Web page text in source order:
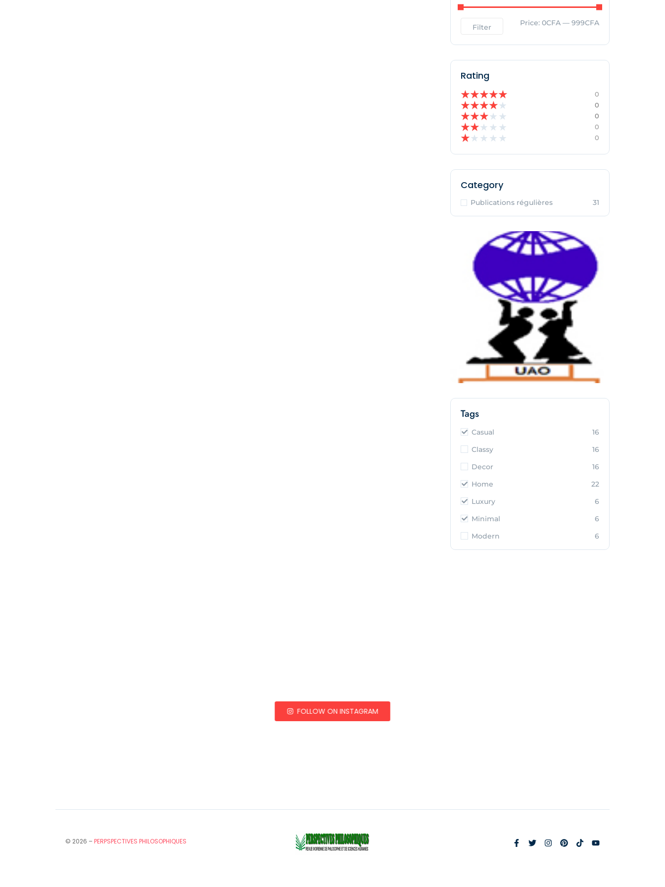
Filter Price: 0CFA — 999CFA
Rating
★★★★★ 0
★★★★★ 0
★★★★ ★ 0
★★★ ★ ★ 0
★★ ★ ★ ★ 0
Category
Publications régulières 31
Tags
Casual
16
Classy
16
Decor
16
Home
22
Luxury
6
Minimal
6
Modern
6
FOLLOW ON INSTAGRAM
© 2026 –PERPSPECTIVES PHILOSOPHIQUES